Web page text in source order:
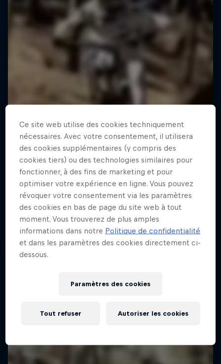
Ce site web utilise des cookies techniquement
nécessaires. Avec votre consentement, il utilisera
des cookies supplémentaires (y compris des
cookies tiers) ou des technologies similaires pour
fonctionner, à des fins de marketing et pour
optimiser votre expérience en ligne. Vous pouvez
révoquer votre consentement via les paramètres
des cookies en bas de page du site web à tout
moment. Vous trouverez de plus amples
informations dans notre Politique de confidentialité
et dans les paramètres des cookies directement ci-
dessous.
Paramètres des cookies
Tout refuser Autoriser les cookies